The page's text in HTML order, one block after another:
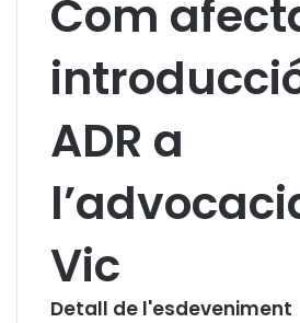
Com
ADR a
Vic
Detall de l'esdeveniment